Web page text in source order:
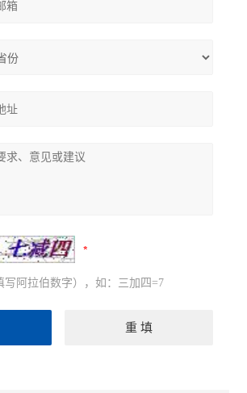
写阿拉伯数字），如：三加四=7